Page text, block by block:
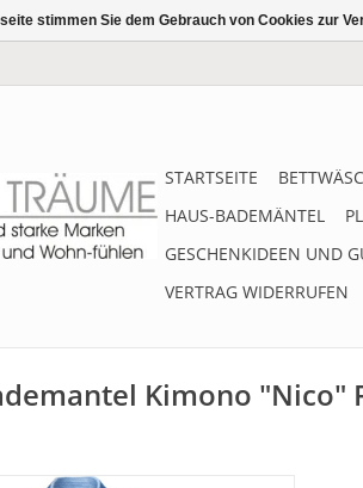
STARTSEITE
HAUS-BADEMÄNTEL
GESCHENKIDEEN UND
VERTRAG WIDERRUFEN
Kimono "Nico"
stimmen Sie dem Gebrauch von Cookies zur